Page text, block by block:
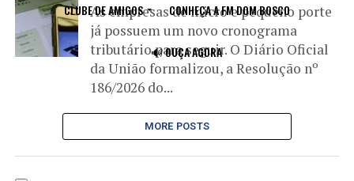
CLUBE DE AMIGOS CONHEÇA A FM DOM BOSCO
🔊 OUÇA AGORA
As empresas de micro e pequeno porte
já possuem um novo cronograma
tributário para seguir. O Diário Oficial
da União formalizou, a Resolução nº
186/2026 do...
MORE POSTS